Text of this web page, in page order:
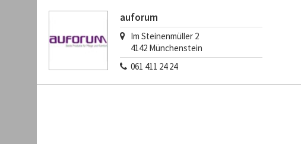
auforum
Im Steinenmüller 2
4142 Münchenstein
061 411 24 24